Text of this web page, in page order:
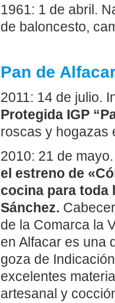
1961: 1 de abril.
de baloncesto,
Pan de
2011: 14 de julio.
Protegida IGP
roscas y hogazas
2010: 21 de
el estreno de
cocina para toda
Sánchez.
de la Comarca la
en Alfacar es una
goza de
excelentes
artesanal y